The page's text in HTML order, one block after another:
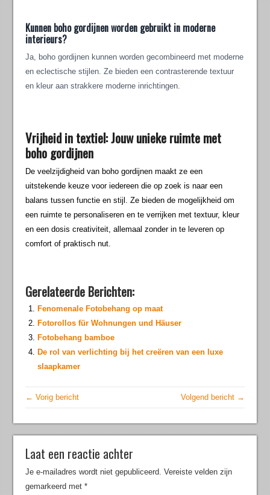
Kunnen boho gordijnen worden gebruikt in moderne
interieurs?
Ja, boho gordijnen kunnen worden gecombineerd met moderne
en eclectische stijlen. Ze bieden een contrasterende textuur
en kleur aan strakkere moderne inrichtingen.
Vrijheid in textiel: Jouw unieke ruimte met
boho gordijnen
De veelzijdigheid van boho gordijnen maakt ze een
uitstekende keuze voor iedereen die op zoek is naar een
balans tussen functie en stijl. Ze bieden de mogelijkheid om
een ruimte te personaliseren en te verrijken met textuur, kleur
en een dosis creativiteit, allemaal zonder in te leveren op
comfort of praktisch nut.
Gerelateerde Berichten:
Fenomenale Fotobehang op maat
Fotorollos für Wohnungen und Häuser
Fotobehang bamboe
De rol van verlichting bij het creëren van een luxe
slaapkamer
← Vorig bericht Volgend bericht →
Laat een reactie achter
Je e-mailadres wordt niet gepubliceerd. Vereiste velden zijn
gemarkeerd met*